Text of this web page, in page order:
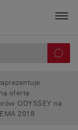
ofertę
ODYSSEY na
2018